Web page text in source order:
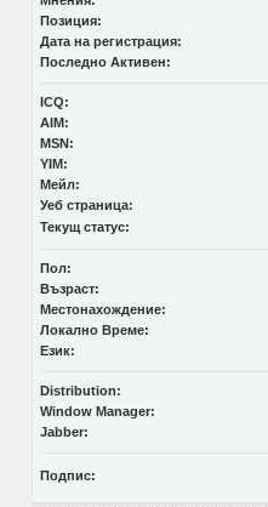
Позиция:
Дата на регистрация:
Последно Активен:
ICQ:
AIM:
MSN:
YIM:
Мейл:
Уеб страница:
Текущ статус:
Пол:
Възраст:
Местонахождение:
Локално Време:
Език:
Distribution:
Window Manager:
Jabber:
Подпис: